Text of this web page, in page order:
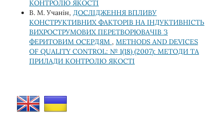
КОНТРОЛЮ ЯКОСТІ
В. М. Учанін, ДОСЛІДЖЕННЯ ВПЛИВУ
КОНСТРУКТИВНИХ ФАКТОРІВ НА ІНДУКТИВНІСТЬ
ВИХРОСТРУМОВИХ ПЕРЕТВОРЮВАЧІВ З
ФЕРИТОВИМ ОСЕРДЯМ , METHODS AND DEVICES
OF QUALITY CONTROL: № 1(18) (2007): МЕТОДИ ТА
ПРИЛАДИ КОНТРОЛЮ ЯКОСТІ